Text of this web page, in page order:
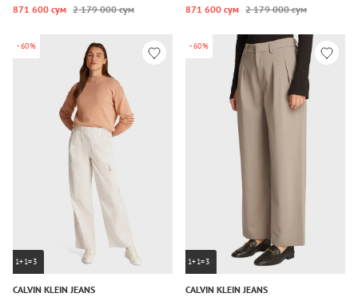
871 600 сум 2 179 000 сум 871 600 сум 2 179 000 сум
-60%
1+1=3
CALVIN KLEIN JEANS
-60%
1+1=3
CALVIN KLEIN JEANS